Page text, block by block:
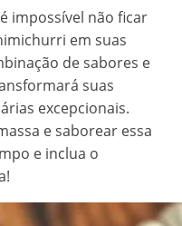
impossível não ficar
em suas
de sabores e
suas
excepcionais.
e saborear essa
e inclua o